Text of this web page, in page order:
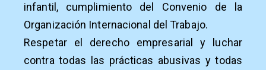
infantil, cumplimiento del Convenio de la
Organización Internacional del Trabajo.
Respetar el derecho empresarial y luchar
contra todas las prácticas abusivas y todas